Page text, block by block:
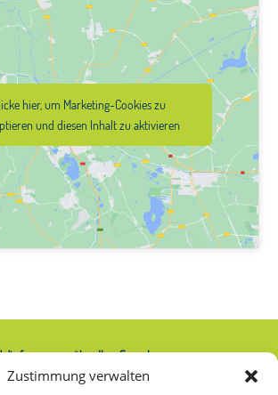
Zustimmung verwalten
hier, um Marketing-Cookies zu
und diesen Inhalt zu aktivieren
Wir freuen uns über Ihre Spende:
IBAN: AT74 2020 2000 0000 2063